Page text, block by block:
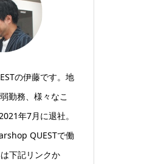
の伊藤です。地
勤務、様々なこ
年7月に退社。
QUESTで働
下記リンクか